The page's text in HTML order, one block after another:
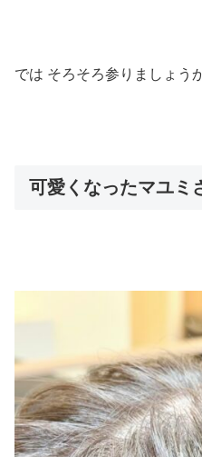
では そろそろ参りましょう
可愛くなったマユミ